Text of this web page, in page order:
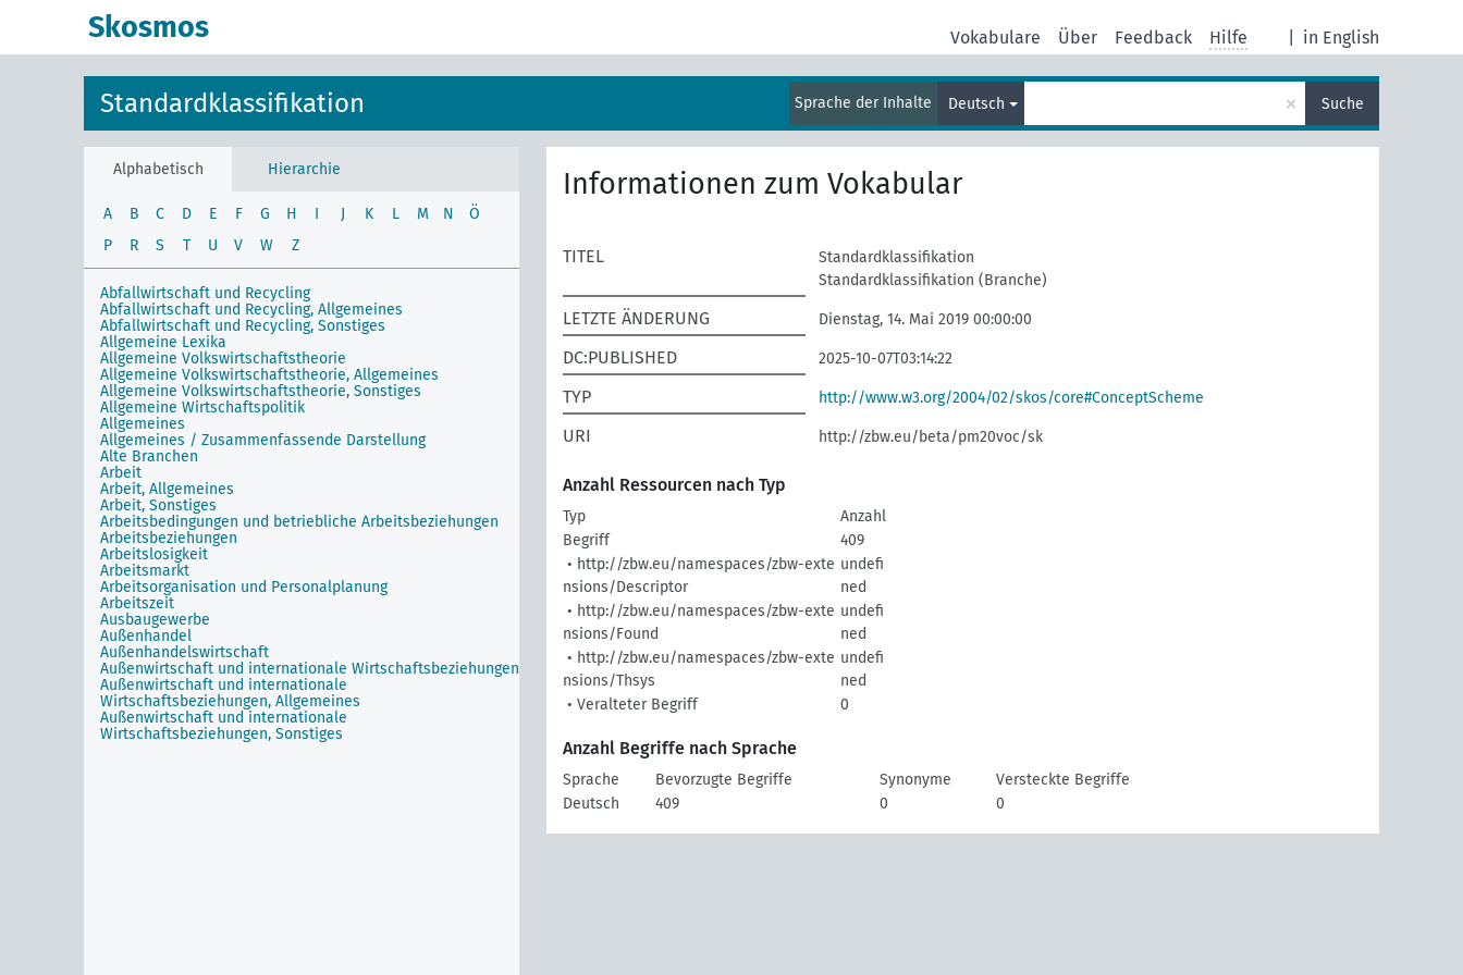
Skosmos in English
Vokabulare Über Feedback Hilfe
Standardklassifikation Sprache der Inhalte Deutsch × Suche
Alphabetisch Hierarchie
A B C D E F G H I J K L M N
Ö
P
R S T U V W Z
Abfallwirtschaft und Recycling
Abfallwirtschaft und Recycling, Allgemeines
Abfallwirtschaft und Recycling, Sonstiges
Allgemeine Lexika
Allgemeine Volkswirtschaftstheorie
Allgemeine Volkswirtschaftstheorie, Allgemeines
Allgemeine Volkswirtschaftstheorie, Sonstiges
Allgemeine Wirtschaftspolitik
Allgemeines
Allgemeines / Zusammenfassende Darstellung
Alte Branchen
Arbeit
Arbeit, Allgemeines
Arbeit, Sonstiges
Arbeitsbedingungen und betriebliche Arbeitsbeziehungen
Arbeitsbeziehungen
Arbeitslosigkeit
Arbeitsmarkt
Arbeitsorganisation und Personalplanung
Arbeitszeit
Ausbaugewerbe
Außenhandel
Außenhandelswirtschaft
Außenwirtschaft und internationale Wirtschaftsbeziehungen
Außenwirtschaft und internationale
Wirtschaftsbeziehungen, Allgemeines
Außenwirtschaft und internationale
Wirtschaftsbeziehungen, Sonstiges
Informationen zum Vokabular
TITEL
Standardklassifikation
Standardklassifikation (Branche)
LETZTE ÄNDERUNG Dienstag, 14. Mai 2019 00:00:00
DC:PUBLISHED 2025-10-07T03:14:22
TYP http://www.w3.org/2004/02/skos/core#ConceptScheme
URI http://zbw.eu/beta/pm20voc/sk
Anzahl Ressourcen nach Typ
Typ
Anzahl
Begriff
409
• http://zbw.eu/namespaces/zbw-exte
nsions/Descriptor
undefi
ned
• http://zbw.eu/namespaces/zbw-exte
nsions/Found
undefi
ned
• http://zbw.eu/namespaces/zbw-exte
nsions/Thsys
undefi
ned
• Veralteter Begriff
0
Anzahl Begriffe nach Sprache
Sprache Bevorzugte Begriffe Synonyme
Versteckte Begriffe
Deutsch
409 0 0